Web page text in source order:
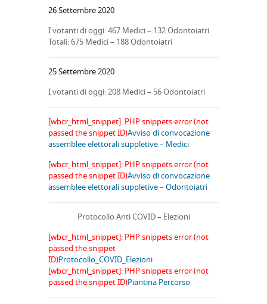
26 Settembre 2020
I votanti di oggi: 467 Medici – 132 Odontoiatri
Totali: 675 Medici – 188 Odontoiatri
25 Settembre 2020
I votanti di oggi: 208 Medici – 56 Odontoiatri
[wbcr_html_snippet]: PHP snippets error (not
passed the snippet ID)Avviso di convocazione
assemblee elettorali suppletive – Medici
[wbcr_html_snippet]: PHP snippets error (not
passed the snippet ID)Avviso di convocazione
assemblee elettorali suppletive – Odontoiatri
Protocollo Anti COVID – Elezioni
[wbcr_html_snippet]: PHP snippets error (not
passed the snippet
ID)Protocollo_COVID_Elezioni
[wbcr_html_snippet]: PHP snippets error (not
passed the snippet ID)Piantina Percorso